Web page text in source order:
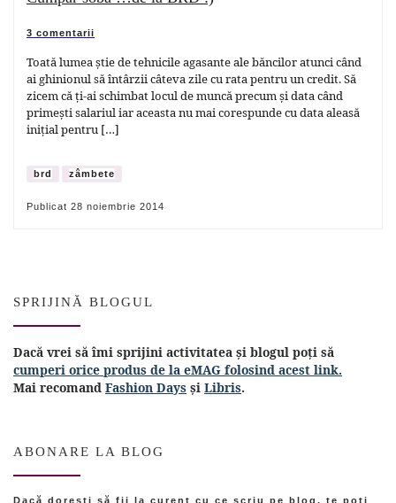
3 comentarii
Toată lumea știe de tehnicile agasante ale băncilor atunci când
ai ghinionul să întârzii câteva zile cu rata pentru un credit. Să
zicem că ți-ai schimbat locul de muncă precum și data când
primești salariul iar aceasta nu mai corespunde cu data aleasă
inițial pentru […]
brd zâmbete
Publicat 28 noiembrie 2014
SPRIJINĂ BLOGUL
Dacă vrei să îmi sprijini activitatea și blogul poți să
cumperi orice produs de la eMAG folosind acest link.
Mai recomand Fashion Days și Libris.
ABONARE LA BLOG
Dacă dorești să fii la curent cu ce scriu pe blog, te poți